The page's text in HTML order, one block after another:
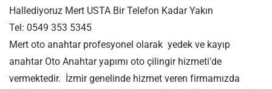
Hallediyoruz Mert USTA Bir Telefon Kadar Yakın
Tel: 0549 353 5345
Mert oto anahtar profesyonel olarak yedek ve kayıp
anahtar Oto Anahtar yapımı oto çilingir hizmeti'de
vermektedir. İzmir genelinde hizmet veren firmamızda